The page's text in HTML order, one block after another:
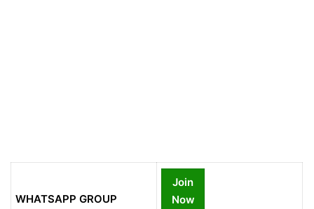
WHATSAPP GROUP
Join
Now